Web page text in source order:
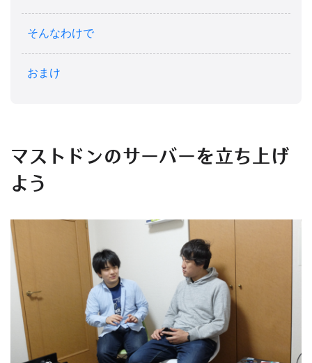
そんなわけで
おまけ
マストドンのサーバーを立ち上げ
よう